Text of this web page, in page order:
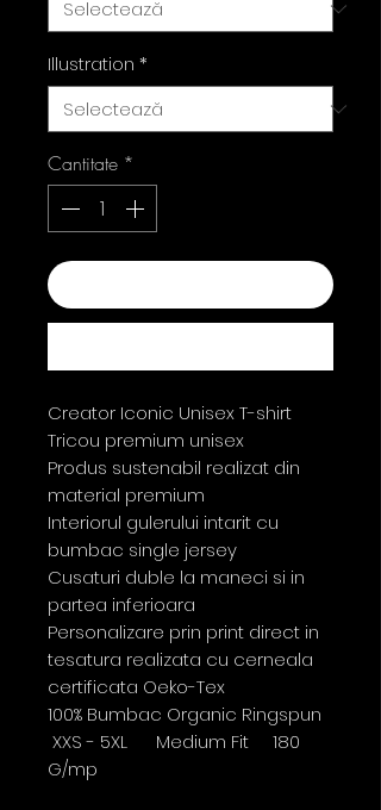
Illustration *
Cantitate *
Creator Iconic Unisex T-shirt
Tricou premium unisex
Produs sustenabil realizat din
material premium
Interiorul gulerului intarit cu
bumbac single jersey
Cusaturi duble la maneci si in
partea inferioara
Personalizare prin print direct in
tesatura realizata cu cerneala
certificata Oeko-Tex
100% Bumbac Organic Ringspun
XXS - 5XL Medium Fit 180
G/mp